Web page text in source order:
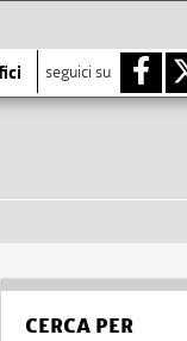
seguici su
CERCA PER